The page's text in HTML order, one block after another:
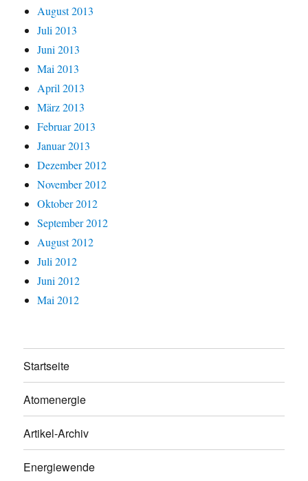
August 2013
Juli 2013
Juni 2013
Mai 2013
April 2013
März 2013
Februar 2013
Januar 2013
Dezember 2012
November 2012
Oktober 2012
September 2012
August 2012
Juli 2012
Juni 2012
Mai 2012
Startseite
Atomenergie
Artikel-Archiv
Energiewende